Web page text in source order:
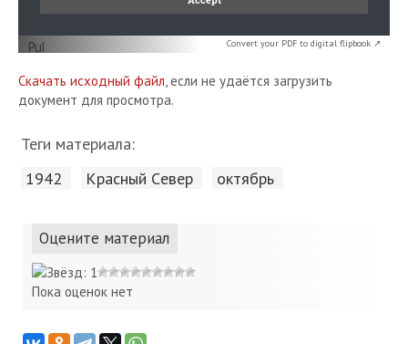
Convert your PDF to digital flipbook ↗
Скачать исходный файл, если не удаётся загрузить
документ для просмотра.
Теги материала:
1942 Красный Cевер октябрь
Оцените материал
Пока оценок нет